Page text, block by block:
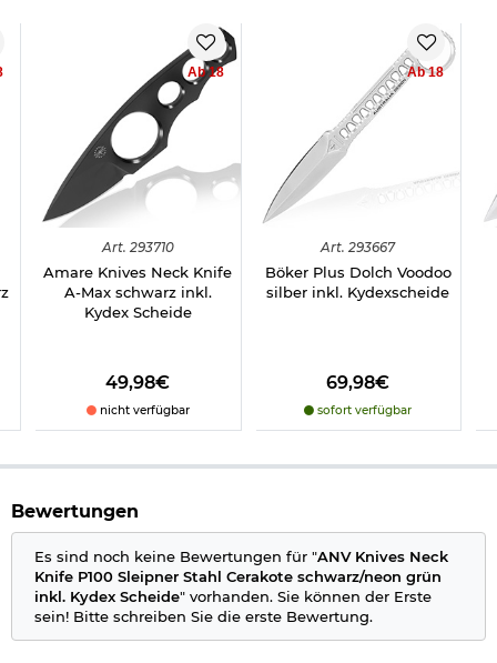
Geliefert wird das P100 von ANV Knives inklusive einer
hochwertigen Geschenkverpackung.
ANV Knives Neck Knife P100 schwarz/neon grün
Kydexscheide inkl. MOLLE Clip schwarz
Kugelkette
Details zu ANV Knives Neck Knife P100:
schlankes Design
um den Hals, am Gürtel oder am MOLLE-System zu
gute Schnitthaltigkeit und ausgezeichneter
Korrosionsschutz
58 HRC Rockwell Härte
Gesamtlänge: ca. 18,5 cm
Gewicht: ca. 67 g
Material Fallschirmleine: 100 % Nylon
Marke: ANV Knives
Bestimmte Messer dürfen nicht überall geführt werden,
deshalb beachten Sie bitte folgendenInformationslinküber
das:Führen von Messern§42a
Ab 18
Art. 293710
Amare Knives Neck Knife
A-Max schwarz inkl.
Kydex Scheide
49,98€
nicht verfügbar
Ab 18
Art. 293667
Böker Plus Dolch Voodoo
silber inkl. Kydexscheide
69,98€
sofort verfügbar
Bewertungen
Es sind noch keine Bewertungen für "ANV Knives Neck
Knife P100 Sleipner Stahl Cerakote schwarz/neon grün
inkl. Kydex Scheide" vorhanden. Sie können der Erste
sein! Bitte schreiben Sie die erste Bewertung.